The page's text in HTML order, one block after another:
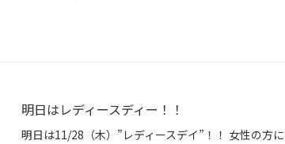
明日はレディースディー！！